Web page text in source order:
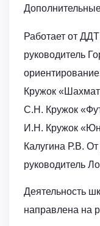
Работает от
руководитель
Кружок
С.Н. Кружок
И.Н. Кружок
Калугина Р.В.
руководитель
Деятельность
направлена на